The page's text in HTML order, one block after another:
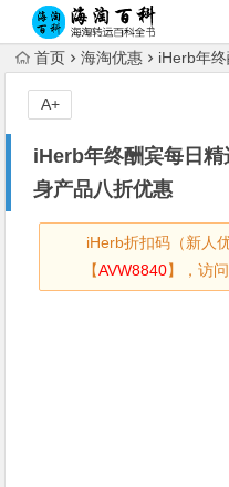
首页 海淘优惠 iHerb年终酬
iHerb年终酬宾每日
身产品八折优惠
iHerb折扣码（新人
【AVW8840】，访问
A+